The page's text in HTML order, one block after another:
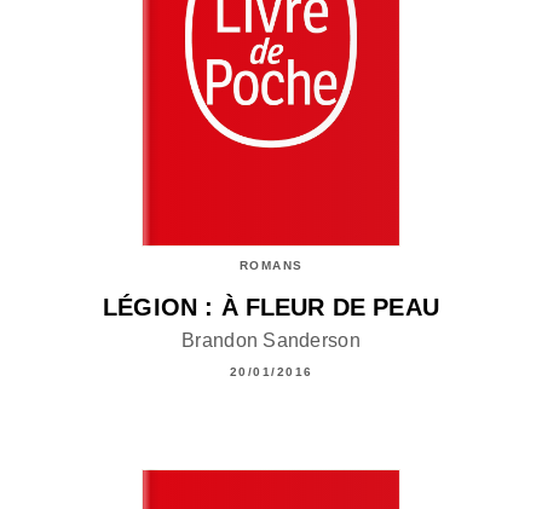
ROMANS
LÉGION : À FLEUR DE PEAU
Brandon Sanderson
20/01/2016